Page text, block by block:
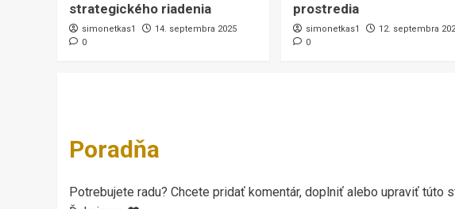
strategického riadenia
simonetkas1
14. septembra 2025
0
prostredia
simonetkas1
12. septembra
0
Poradňa
Potrebujete radu? Chcete pridať komentár, doplniť alebo upraviť túto